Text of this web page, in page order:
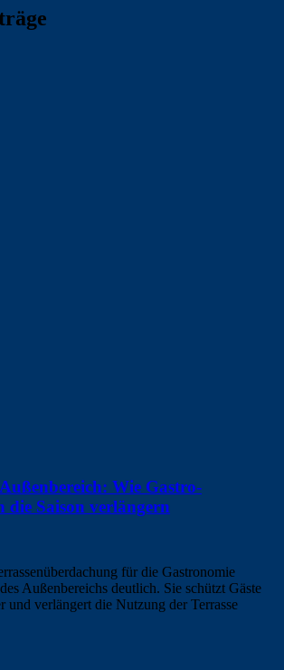
Wie Gastro-
die Saison verlängern
für die Gastronomie
Außenbereichs deutlich. Sie schützt Gäste
und verlängert die Nutzung der Terrasse